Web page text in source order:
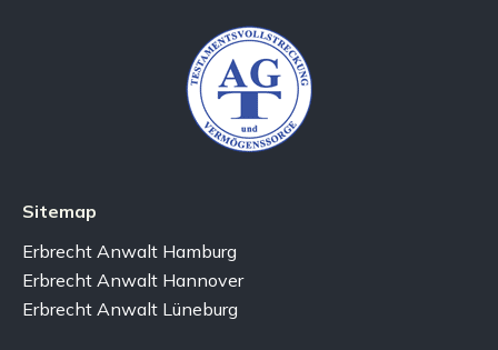
Sitemap
Erbrecht Anwalt Hamburg
Erbrecht Anwalt Hannover
Erbrecht Anwalt Lüneburg